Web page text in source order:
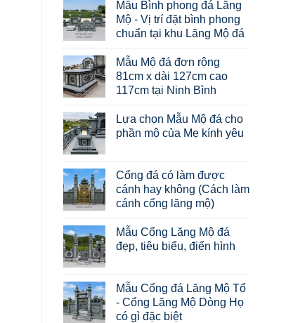
Mẫu Bình phong đá Lăng
Mộ - Vị trí đặt bình phong
chuẩn tại khu Lăng Mộ đá
Mẫu Mộ đá đơn rộng
81cm x dài 127cm cao
117cm tại Ninh Bình
Lựa chọn Mẫu Mộ đá cho
phần mộ của Mẹ kính yêu
Cổng đá có làm được
cánh hay không (Cách làm
cánh cổng lăng mộ)
Mẫu Cổng Lăng Mộ đá
đẹp, tiêu biểu, điển hình
Mẫu Cổng đá Lăng Mộ Tổ
- Cổng Lăng Mộ Dòng Họ
có gì đặc biệt